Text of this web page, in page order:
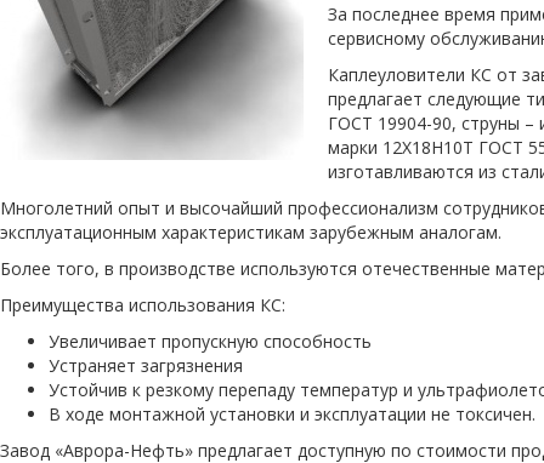
За последнее время
сервисному
Каплеуловители КС от
предлагает следующие
ГОСТ 19904-90, струны –
марки 12Х18Н10Т ГОСТ
изготавливаются из
Многолетний опыт и высочайший профессионализм
эксплуатационным характеристикам зарубежным аналогам.
Более того, в производстве используются отечественные
Преимущества использования КС:
Увеличивает пропускную способность
Устраняет загрязнения
Устойчив к резкому перепаду температур и
В ходе монтажной установки и эксплуатации не токсичен.
Завод «Аврора-Нефть» предлагает доступную по стоимости